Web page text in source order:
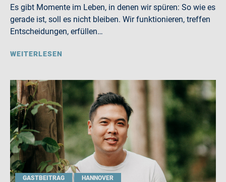
Es gibt Momente im Leben, in denen wir spüren: So wie es
gerade ist, soll es nicht bleiben. Wir funktionieren, treffen
Entscheidungen, erfüllen…
WEITERLESEN
GASTBEITRAG HANNOVER